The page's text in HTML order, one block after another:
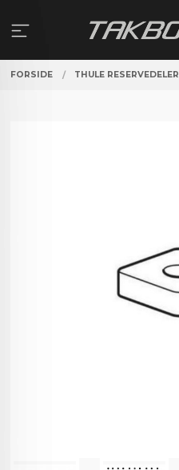
innholdet
FORSIDE THULE RESERVEDELER